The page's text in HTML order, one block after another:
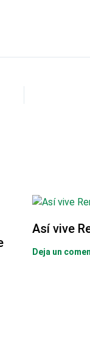
Así vive
Deja un